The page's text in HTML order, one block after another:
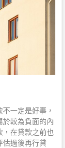
一定是好事，
於較為負面的內
，在貸款之前也
估過後再行貸